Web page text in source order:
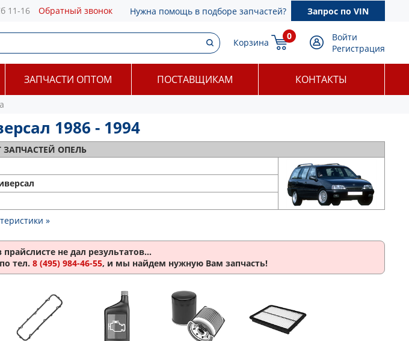
11-16 Обратный звонок Нужна помощь в подборе запчастей? Запрос по VIN
Корзина
0
Войти
Регистрация
ЗАПЧАСТИ ОПТОМ ПОСТАВЩИКАМ КОНТАКТЫ
1986 - 1994
ЗАПЧАСТЕЙ ОПЕЛЬ
»
прайслисте не дал результатов...
тел. 8 (495) 984-46-55, и мы найдем нужную Вам запчасть!